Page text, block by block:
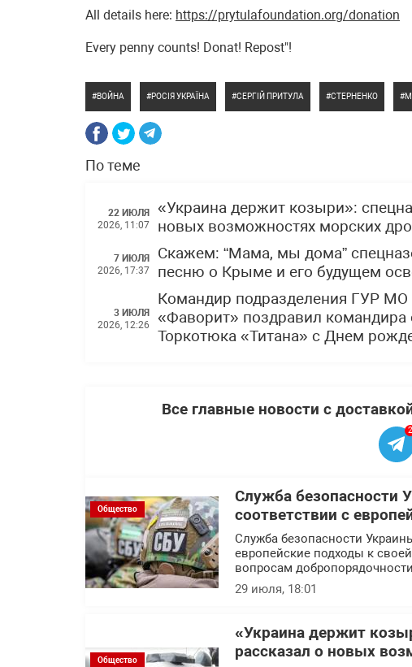
All details here: https://prytulafoundation.org/donation
Every penny counts! Donat! Repost"!
ВОЙНА РОСІЯ УКРАЇНА СЕРГІЙ ПРИТУЛА СТЕРНЕНКО
По теме
22 ИЮЛЯ
2026, 11:07
«Украина держит козыри»:
новых возможностях морских
7 ИЮЛЯ
2026, 17:37
Скажем: “Мама, мы дома”
песню о Крыме и его будущем
3 ИЮЛЯ
2026, 12:26
Командир подразделения ГУР
«Фаворит» поздравил командира
Торкотюка «Титана» с Днем
Все главные новости с
2
Общество
Служба безопасности
соответствии с
Служба безопасности
европейские подходы к
вопросам
29 июля, 18:01
Общество
«Украина держит
рассказал о новых